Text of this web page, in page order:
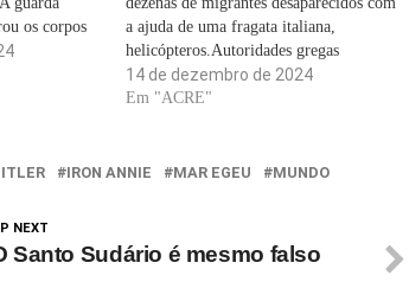
os corpos
seis
ilha de
a ajuda de uma fragata italiana,
helicópteros.Autoridades gregas
recuperaram o corpo de um homem e
resgataram 39 migrantes do mar depois
14 de dezembro de 2024
Em "ACRE"
IRON ANNIE MAR EGEU MUNDO
NEXT
Santo Sudário é mesmo falso